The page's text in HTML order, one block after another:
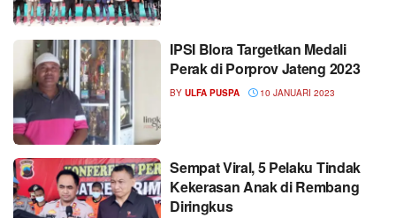
IPSI Blora Targetkan Medali
Perak di Porprov Jateng 2023
BY ULFA PUSPA 10 JANUARI 2023
Sempat Viral, 5 Pelaku Tindak
Kekerasan Anak di Rembang
Diringkus